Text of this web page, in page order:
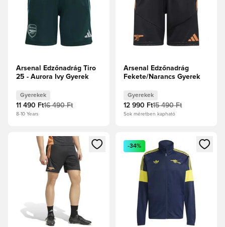
Arsenal Edzőnadrág Tiro
25 - Aurora Ivy Gyerek
Gyerekek
11 490 Ft16 490 Ft
8-10 Years
Arsenal Edzőnadrág
Fekete/Narancs Gyerek
Gyerekek
12 990 Ft15 490 Ft
Sok méretben kapható
Megnyit egy modált a bejelentkezéshez vagy a tagként
Megnyit egy modált a
-34%